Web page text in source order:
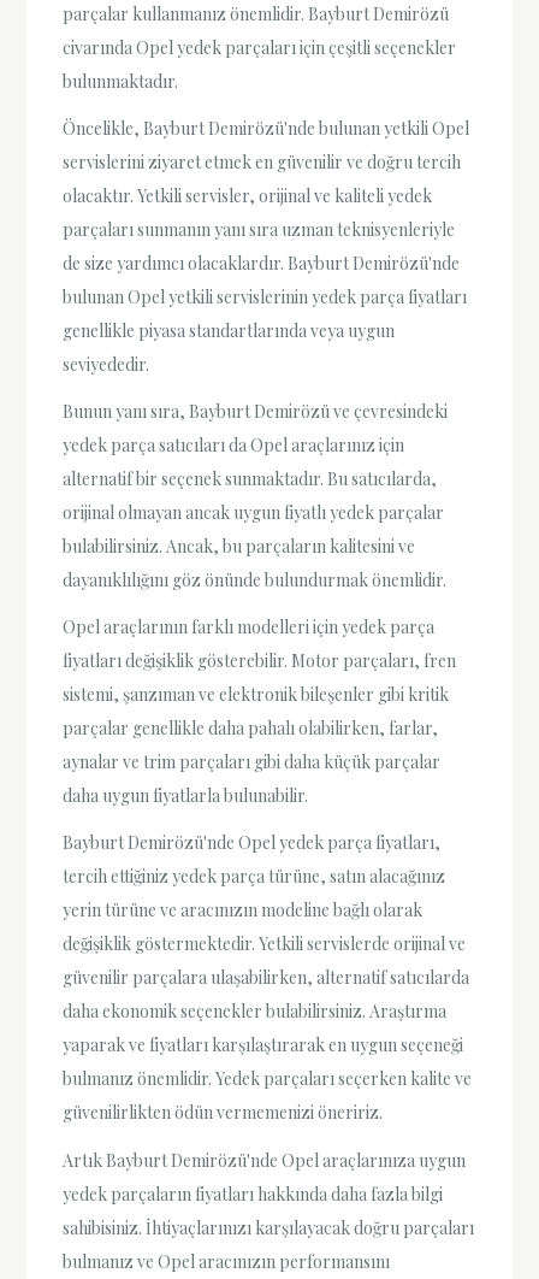
parçalar kullanmanız önemlidir. Bayburt Demirözü
civarında Opel yedek parçaları için çeşitli seçenekler
bulunmaktadır.
Öncelikle, Bayburt Demirözü'nde bulunan yetkili Opel
servislerini ziyaret etmek en güvenilir ve doğru tercih
olacaktır. Yetkili servisler, orijinal ve kaliteli yedek
parçaları sunmanın yanı sıra uzman teknisyenleriyle
de size yardımcı olacaklardır. Bayburt Demirözü'nde
bulunan Opel yetkili servislerinin yedek parça fiyatları
genellikle piyasa standartlarında veya uygun
seviyededir.
Bunun yanı sıra, Bayburt Demirözü ve çevresindeki
yedek parça satıcıları da Opel araçlarınız için
alternatif bir seçenek sunmaktadır. Bu satıcılarda,
orijinal olmayan ancak uygun fiyatlı yedek parçalar
bulabilirsiniz. Ancak, bu parçaların kalitesini ve
dayanıklılığını göz önünde bulundurmak önemlidir.
Opel araçlarının farklı modelleri için yedek parça
fiyatları değişiklik gösterebilir. Motor parçaları, fren
sistemi, şanzıman ve elektronik bileşenler gibi kritik
parçalar genellikle daha pahalı olabilirken, farlar,
aynalar ve trim parçaları gibi daha küçük parçalar
daha uygun fiyatlarla bulunabilir.
Bayburt Demirözü'nde Opel yedek parça fiyatları,
tercih ettiğiniz yedek parça türüne, satın alacağınız
yerin türüne ve aracınızın modeline bağlı olarak
değişiklik göstermektedir. Yetkili servislerde orijinal ve
güvenilir parçalara ulaşabilirken, alternatif satıcılarda
daha ekonomik seçenekler bulabilirsiniz. Araştırma
yaparak ve fiyatları karşılaştırarak en uygun seçeneği
bulmanız önemlidir. Yedek parçaları seçerken kalite ve
güvenilirlikten ödün vermemenizi öneririz.
Artık Bayburt Demirözü'nde Opel araçlarınıza uygun
yedek parçaların fiyatları hakkında daha fazla bilgi
sahibisiniz. İhtiyaçlarınızı karşılayacak doğru parçaları
bulmanız ve Opel aracınızın performansını